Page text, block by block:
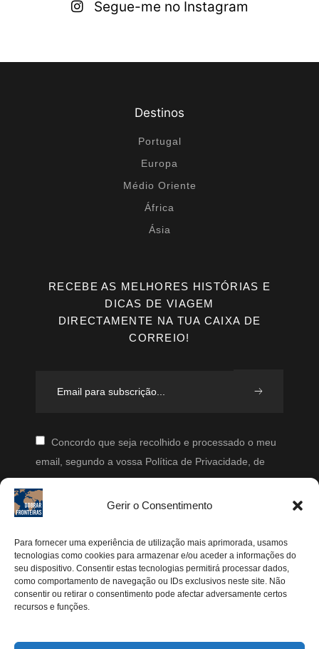
Gerir o Consentimento
Para fornecer uma experiência de utilização mais aprimorada, usamos
tecnologias como cookies para armazenar e/ou aceder a informações do
seu dispositivo. Consentir estas tecnologias permitirá processar dados,
como comportamento de navegação ou IDs exclusivos neste site. Não
consentir ou retirar o consentimento pode afectar adversamente certos
recursos e funções.
Segue-me no Instagram
Destinos
Portugal
Europa
Médio Oriente
África
Ásia
RECEBE AS MELHORES HISTÓRIAS E
DICAS DE VIAGEM
DIRECTAMENTE NA TUA CAIXA DE
CORREIO!
Concordo que seja recolhido e processado o meu
email, segundo a vossa Política de Privacidade, de
modo a que posteriormente possam enviar-me emails
periodicamente.
Segue-me
Instagram
Pinterest